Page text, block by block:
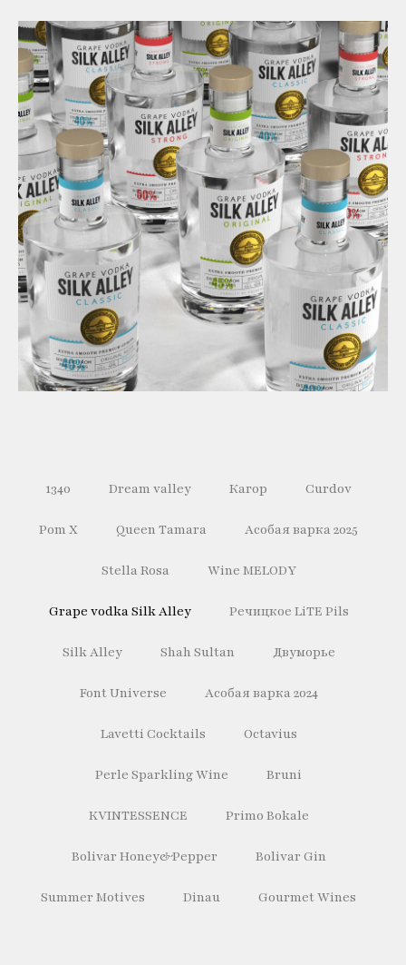
1340 Dream valley Кагор Curdov
Pom X Queen Tamara Асобая варка 2025
Stella Rosa Wine MELODY
Grape vodka Silk Alley Речицкое LiTE Pils
Silk Alley Shah Sultan Двуморье
Font Universe Асобая варка 2024
Lavetti Cocktails Octavius
Perle Sparkling Wine Bruni
KVINTESSENCE Primo Bokale
Bolivar Honey&Pepper Bolivar Gin
Summer Motives Dinau Gourmet Wines